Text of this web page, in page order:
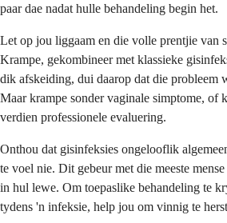
paar dae nadat hulle behandeling begin het.
Let op jou liggaam en die volle prentjie van
Krampe, gekombineer met klassieke
dik afskeiding, dui daarop dat die probleem
Maar krampe sonder vaginale simptome, of
verdien professionele evaluering.
Onthou dat gisinfeksies ongelooflik
te voel nie. Dit gebeur met die meeste
in hul lewe. Om toepaslike behandeling te
tydens 'n infeksie, help jou om vinnig te